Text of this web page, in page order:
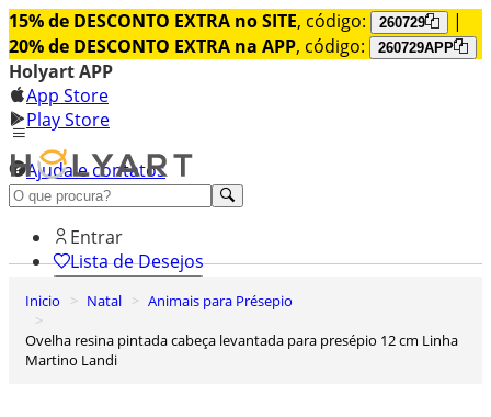
15% de DESCONTO EXTRA no SITE, código: 260729
|
20% de DESCONTO EXTRA na APP, código: 260729APP
Holyart APP
App Store
Play Store
Ajuda e contatos
Conheça premium
Entrar
Lista de Desejos
Inicio Natal
Animais para Présepio
Ovelha resina pintada cabeça levantada para presépio 12 cm Linha
Martino Landi